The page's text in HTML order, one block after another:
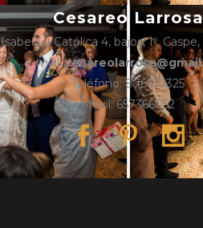
Cesareo Larrosa
Isabel La Católica 4, bajos, 1º,
e-mail:
Teléfono: 876610325
Móvil: 657366052